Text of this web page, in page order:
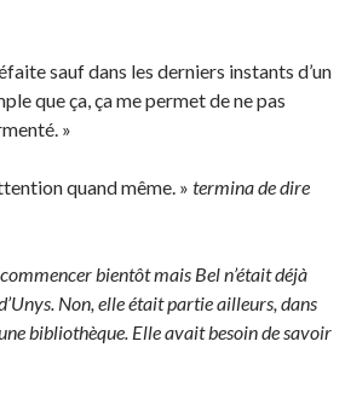
sauf dans les derniers instants d’un
que ça, ça me permet de ne pas
»
quand même. » termina de dire
bientôt mais Bel n’était déjà
Non, elle était partie ailleurs, dans
bibliothèque. Elle avait besoin de savoir